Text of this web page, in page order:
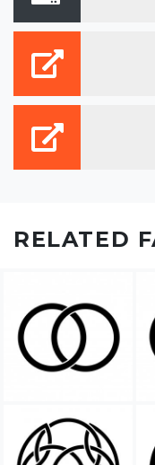
RELATED